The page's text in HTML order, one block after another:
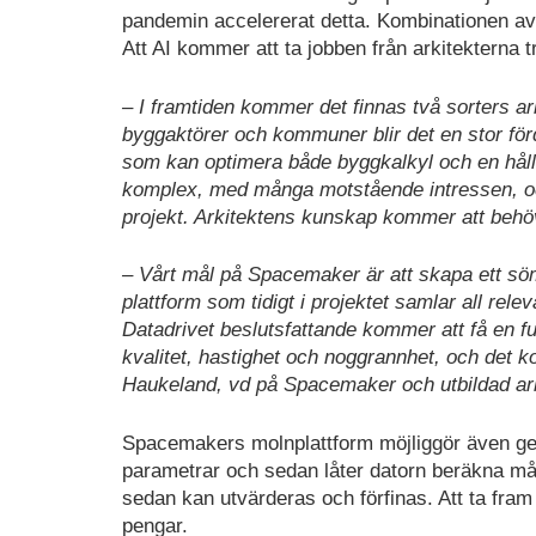
pandemin accelererat detta. Kombinationen
Att AI kommer att ta jobben från arkitekterna
– I framtiden kommer det finnas två sorters
byggaktörer och kommuner blir det en stor
som kan optimera både byggkalkyl och en
komplex, med många motstående intressen,
projekt. Arkitektens kunskap kommer att
– Vårt mål på Spacemaker är att skapa ett
plattform som tidigt i projektet samlar all
Datadrivet beslutsfattande kommer att få en
kvalitet, hastighet och noggrannhet, och det
Haukeland, vd på Spacemaker och utbildad
Spacemakers molnplattform möjliggör även
parametrar och sedan låter datorn beräkna
sedan kan utvärderas och förfinas. Att ta
pengar.